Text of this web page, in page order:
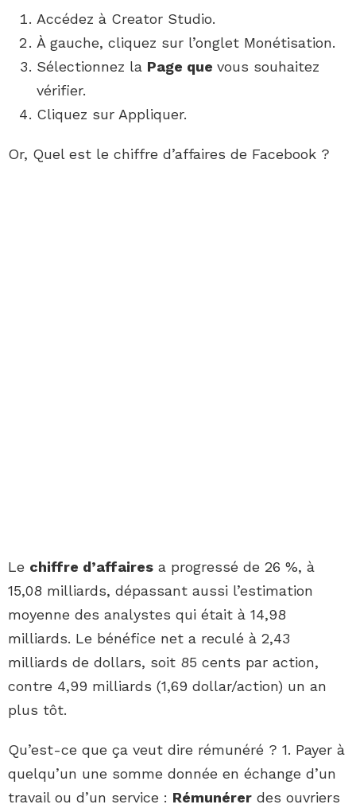
Accédez à Creator Studio.
À gauche, cliquez sur l’onglet Monétisation.
Sélectionnez la Page que vous souhaitez
vérifier.
Cliquez sur Appliquer.
Or, Quel est le chiffre d’affaires de Facebook ?
Le chiffre d’affaires a progressé de 26 %, à
15,08 milliards, dépassant aussi l’estimation
moyenne des analystes qui était à 14,98
milliards. Le bénéfice net a reculé à 2,43
milliards de dollars, soit 85 cents par action,
contre 4,99 milliards (1,69 dollar/action) un an
plus tôt.
Qu’est-ce que ça veut dire rémunéré ? 1. Payer à
quelqu’un une somme donnée en échange d’un
travail ou d’un service : Rémunérer des ouvriers